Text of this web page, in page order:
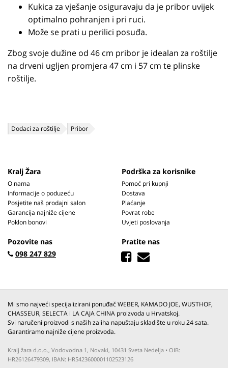
Kukica za vješanje osiguravaju da je pribor uvijek
optimalno pohranjen i pri ruci.
Može se prati u perilici posuđa.
Zbog svoje dužine od 46 cm pribor je idealan za roštilje
na drveni ugljen promjera 47 cm i 57 cm te plinske
roštilje.
Dodaci za roštilje Pribor
Kralj Žara
O nama
Informacije o poduzeću
Posjetite naš prodajni salon
Garancija najniže cijene
Poklon bonovi
Podrška za korisnike
Pomoć pri kupnji
Dostava
Plaćanje
Povrat robe
Uvjeti poslovanja
Pozovite nas
098 247 829
Pratite nas
Mi smo najveći specijalizirani ponuđač WEBER, KAMADO JOE, WUSTHOF,
CHASSEUR, SELECTA i LA CAJA CHINA proizvoda u Hrvatskoj.
Svi naručeni proizvodi s naših zaliha napuštaju skladište u roku 24 sata.
Garantiramo najniže cijene proizvoda.
Kralj žara d.o.o., Vodovodna 1, Novaki, 10431 Sveta Nedelja • OIB:
HR26126479309, IBAN: HR5423600001102523126